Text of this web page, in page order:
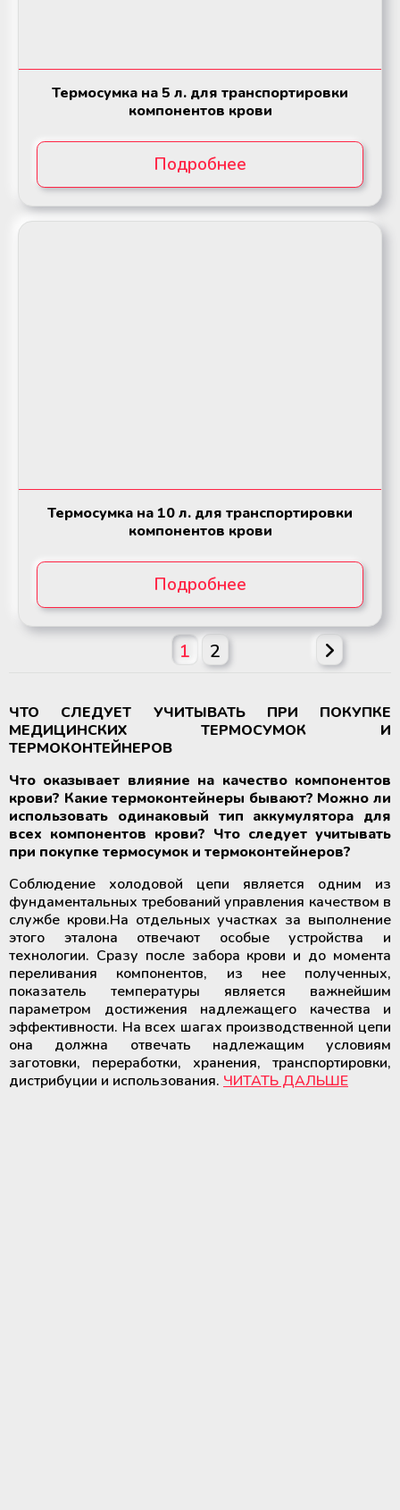
Термосумка на 5 л. для транспортировки
компонентов крови
Подробнее
Термосумка на 10 л. для транспортировки
компонентов крови
Подробнее
1 2
ЧТО СЛЕДУЕТ УЧИТЫВАТЬ ПРИ ПОКУПКЕ
МЕДИЦИНСКИХ ТЕРМОСУМОК И
ТЕРМОКОНТЕЙНЕРОВ
Что оказывает влияние на качество компонентов
крови? Какие термоконтейнеры бывают? Можно ли
использовать одинаковый тип аккумулятора для
всех компонентов крови? Что следует учитывать
при покупке термосумок и термоконтейнеров?
Соблюдение холодовой цепи является одним из
фундаментальных требований управления качеством в
службе крови.На отдельных участках за выполнение
этого эталона отвечают особые устройства и
технологии. Сразу после забора крови и до момента
переливания компонентов, из нее полученных,
показатель температуры является важнейшим
параметром достижения надлежащего качества и
эффективности. На всех шагах производственной цепи
она должна отвечать надлежащим условиям
заготовки, переработки, хранения, транспортировки,
дистрибуции и использования. ЧИТАТЬ ДАЛЬШЕ